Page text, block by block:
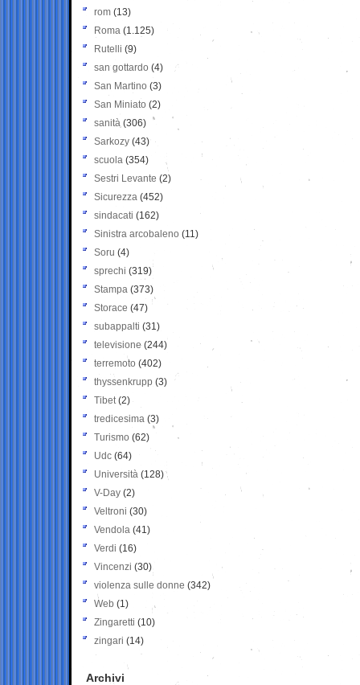
rom (13)
Roma (1.125)
Rutelli (9)
san gottardo (4)
San Martino (3)
San Miniato (2)
sanità (306)
Sarkozy (43)
scuola (354)
Sestri Levante (2)
Sicurezza (452)
sindacati (162)
Sinistra arcobaleno (11)
Soru (4)
sprechi (319)
Stampa (373)
Storace (47)
subappalti (31)
televisione(244)
terremoto (402)
thyssenkrupp (3)
Tibet(2)
tredicesima (3)
Turismo (62)
Udc (64)
Università (128)
V-Day (2)
Veltroni (30)
Vendola (41)
Verdi (16)
Vincenzi (30)
violenza sulle donne (342)
Web (1)
Zingaretti (10)
zingari (14)
Archivi